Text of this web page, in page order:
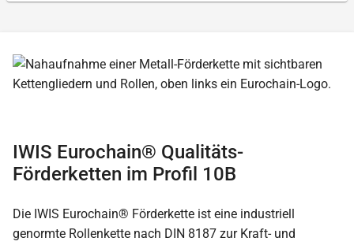
IWIS Eurochain® Qualitäts-
Förderketten im Profil 10B
Die IWIS Eurochain® Förderkette ist eine industriell
genormte Rollenkette nach DIN 8187 zur Kraft- und